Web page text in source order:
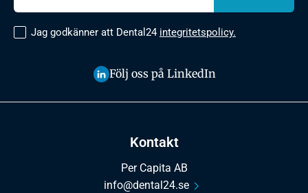
Kontakt
Per Capita AB
info@dental24.se
Jag godkänner att Dental24 integritetspolicy.
Följ oss på LinkedIn